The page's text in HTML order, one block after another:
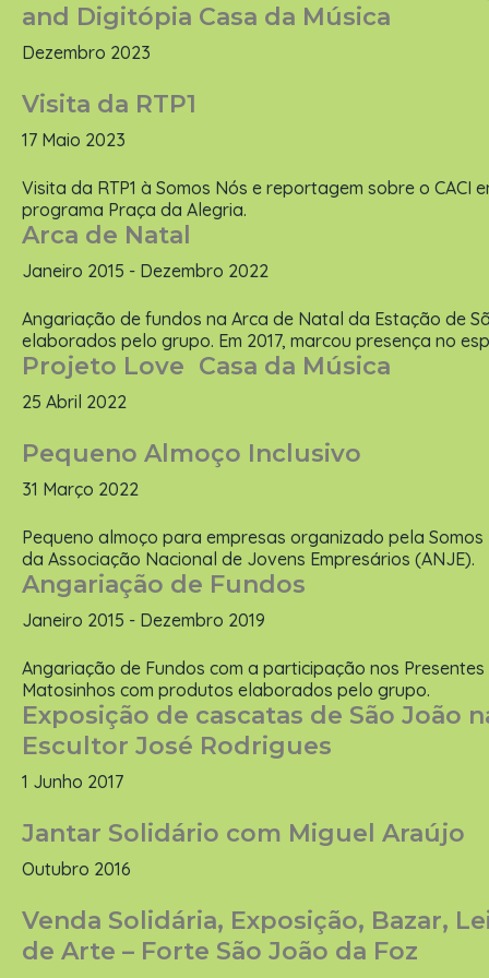
and Digitópia Casa da Música
Dezembro 2023
Visita da RTP1
17 Maio 2023
Visita da RTP1 à Somos Nós e reportagem sobre o CACI
programa Praça da Alegria.
Arca de Natal
Janeiro 2015 - Dezembro 2022
Angariação de fundos na Arca de Natal da Estação de
elaborados pelo grupo. Em 2017, marcou presença no
Projeto Love Casa da Música
25 Abril 2022
Pequeno Almoço Inclusivo
31 Março 2022
Pequeno almoço para empresas organizado pela
da Associação Nacional de Jovens Empresários (ANJE).
Angariação de Fundos
Janeiro 2015 - Dezembro 2019
Angariação de Fundos com a participação nos
Matosinhos com produtos elaborados pelo grupo.
Exposição de cascatas de São João
Escultor José Rodrigues
1 Junho 2017
Jantar Solidário com Miguel Araújo
Outubro 2016
Venda Solidária, Exposição, Bazar,
de Arte – Forte São João da Foz